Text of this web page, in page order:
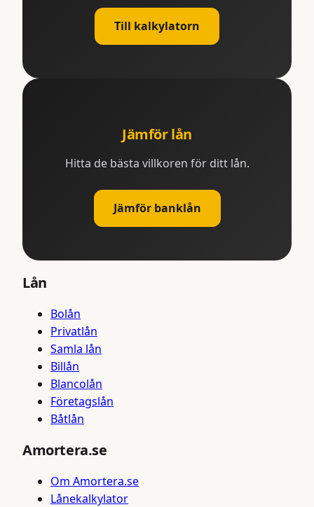
Till kalkylatorn
Jämför lån
Hitta de bästa villkoren för ditt lån.
Jämför banklån
Lån
Bolån
Privatlån
Samla lån
Billån
Blancolån
Företagslån
Båtlån
Amortera.se
Om Amortera.se
Lånekalkylator